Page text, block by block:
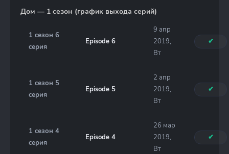
Дом — 1 сезон (график выхода серий)
1 сезон 6
серия
Episode 6
9 апр
2019,
Вт
✔
1 сезон 5
серия
Episode 5
2 апр
2019,
Вт
✔
1 сезон 4
серия
Episode 4
26 мар
2019,
Вт
✔